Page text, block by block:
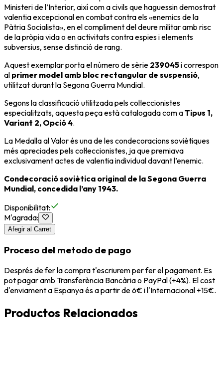
Ministeri de l’Interior, així com a civils que haguessin demostrat
valentia excepcional en combat contra els «enemics de la
Pàtria Socialista», en el compliment del deure militar amb risc
de la pròpia vida o en activitats contra espies i elements
subversius, sense distinció de rang.
Aquest exemplar porta el número de sèrie 239045i correspon
al primer model amb bloc rectangular de suspensió,
utilitzat durant la Segona Guerra Mundial.
Segons la classificació utilitzada pels col·leccionistes
especialitzats, aquesta peça està catalogada com aTipus 1,
Variant 2, Opció 4.
La Medalla al Valor és una de les condecoracions soviètiques
més apreciades pels col·leccionistes, ja que premiava
exclusivament actes de valentia individual davant l’enemic.
Condecoració soviètica original de la Segona Guerra
Mundial, concedida l’any 1943.
Disponibilitat:
M'agrada:
Afegir al Carret
Proceso del metodo de pago
Després de fer la compra t'escriurem per fer el pagament. Es
pot pagar amb Transferència Bancària o PayPal (+4%). El cost
d'enviament a Espanya és a partir de 6€ i l'Internacional +15€.
Productos Relacionados